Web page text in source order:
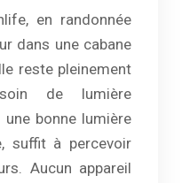
en randonnée
dans une cabane
reste pleinement
de lumière
bonne lumière
suffit à percevoir
Aucun appareil